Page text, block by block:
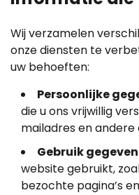
Wij verzamelen
onze diensten te
uw behoeften:
Persoonlijke
die u ons vrijwillig
mailadres en
Gebruik
website gebruikt,
bezochte pagina’s